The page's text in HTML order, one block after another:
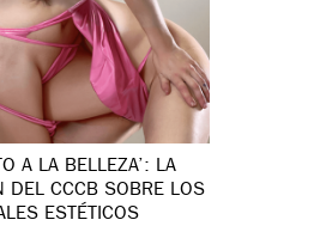
A LA BELLEZA’: LA
DEL CCCB SOBRE LOS
ESTÉTICOS